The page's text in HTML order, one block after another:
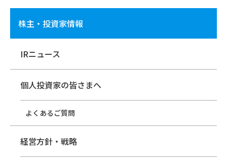
株主・投資家情報
IRニュース
個人投資家の皆さまへ
よくあるご質問
経営方針・戦略